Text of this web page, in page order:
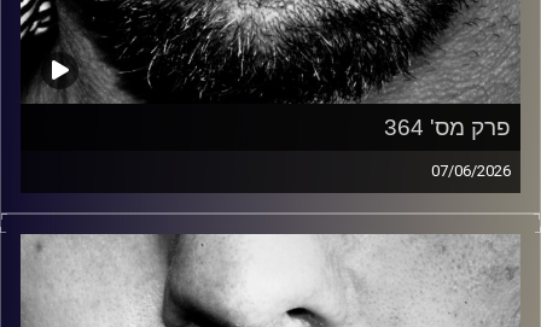
פרק מס' 364
07/06/2026
זיפים, מוזיקה מחוספסת של הופעות חיות. הרבה ג'אם, רוק,
בלוז, bluegrass, ג'אז, Fאנק, פרוגרסיב ואפילו אלקטרוניקה.
כל מה שחי, אמיתי ונושם.
עם שמוליק רגב.